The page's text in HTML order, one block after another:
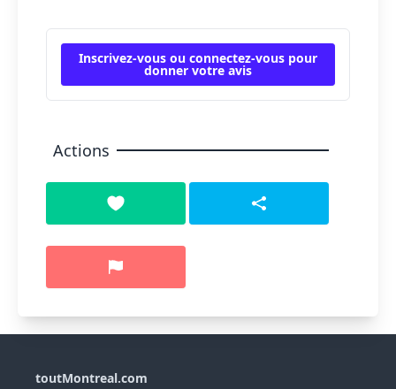
Inscrivez-vous ou connectez-vous pour
donner votre avis
Actions
toutMontreal.com